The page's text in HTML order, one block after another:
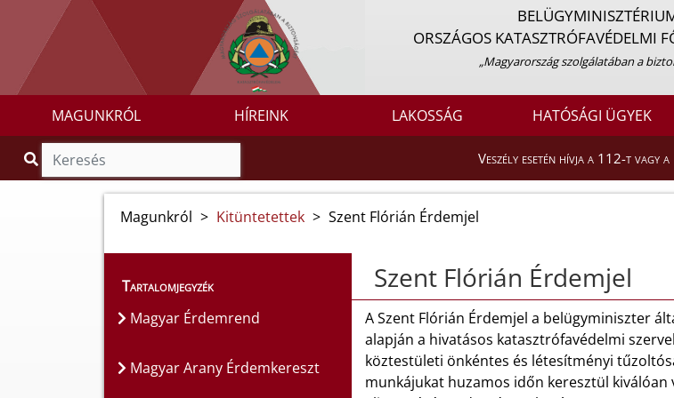
ORSZÁGOS KATASZTRÓFAVÉDELMI
„Magyarország szolgálatában a
MAGUNKRÓL HÍREINK LAKOSSÁG HATÓSÁGI ÜGYEK
Veszély esetén hívja a 112-t vagy
Magunkról > Kitüntetettek > Szent Flórián Érdemjel
Tartalomjegyzék
Magyar Érdemrend
Magyar Arany Érdemkereszt
Szent Flórián Érdemjel
A Szent Flórián Érdemjel a belügyminiszter
alapján a hivatásos katasztrófavédelmi
köztestületi önkéntes és létesítményi
munkájukat huzamos időn keresztül kiválóan